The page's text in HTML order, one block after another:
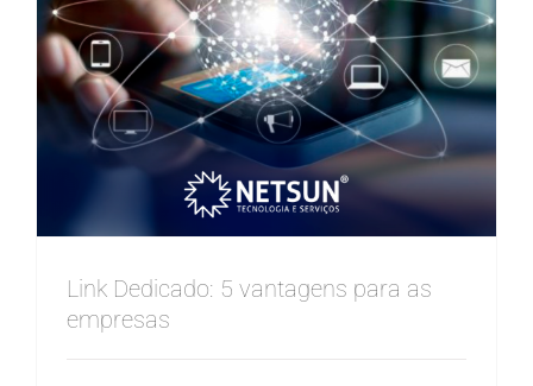
Link Dedicado: 5 vantagens para as
empresas